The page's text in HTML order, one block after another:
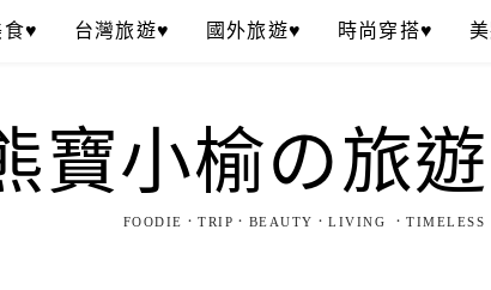
食♥ 台灣旅遊♥ 國外旅遊♥ 時尚穿搭♥
寶小榆の旅
FOODIE．TRIP．BEAUTY．LIVING ．TIMELESS